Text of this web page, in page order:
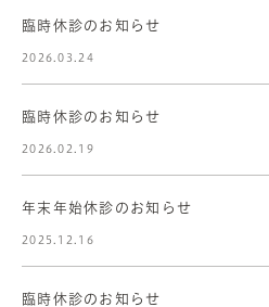
臨時休診のお知らせ
2026.03.24
臨時休診のお知らせ
2026.02.19
年末年始休診のお知らせ
2025.12.16
臨時休診のお知らせ